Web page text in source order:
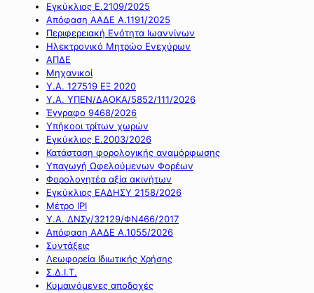
Εγκύκλιος Ε.2109/2025
Απόφαση ΑΑΔΕ Α.1191/2025
Περιφερειακή Ενότητα Ιωαννίνων
Ηλεκτρονικό Μητρώο Ενεχύρων
ΑΠΔΕ
Μηχανικοί
Υ.Α. 127519 ΕΞ 2020
Υ.Α. ΥΠΕΝ/ΔΑΟΚΑ/5852/111/2026
Έγγραφο 9468/2026
Υπήκοοι τρίτων χωρών
Εγκύκλιος Ε.2003/2026
Κατάσταση φορολογικής αναμόρφωσης
Υπαγωγή Ωφελούμενων Φορέων
Φορολογητέα αξία ακινήτων
Εγκύκλιος ΕΑΔΗΣΥ 2158/2026
Μέτρο IPI
Υ.Α. ΔΝΣγ/32129/ΦΝ466/2017
Απόφαση ΑΑΔΕ Α.1055/2026
Συντάξεις
Λεωφορεία Ιδιωτικής Χρήσης
Σ.Δ.Ι.Τ.
Κυμαινόμενες αποδοχές